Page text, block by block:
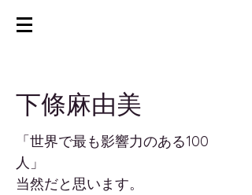
下條麻由美
「世界で最も影響力のある100
人」
当然だと思います。